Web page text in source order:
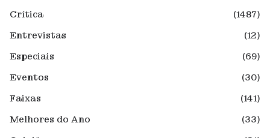
Crítica
(1487)
Entrevistas
(12)
Especiais
(69)
Eventos
(30)
Faixas
(141)
Melhores do Ano
(33)